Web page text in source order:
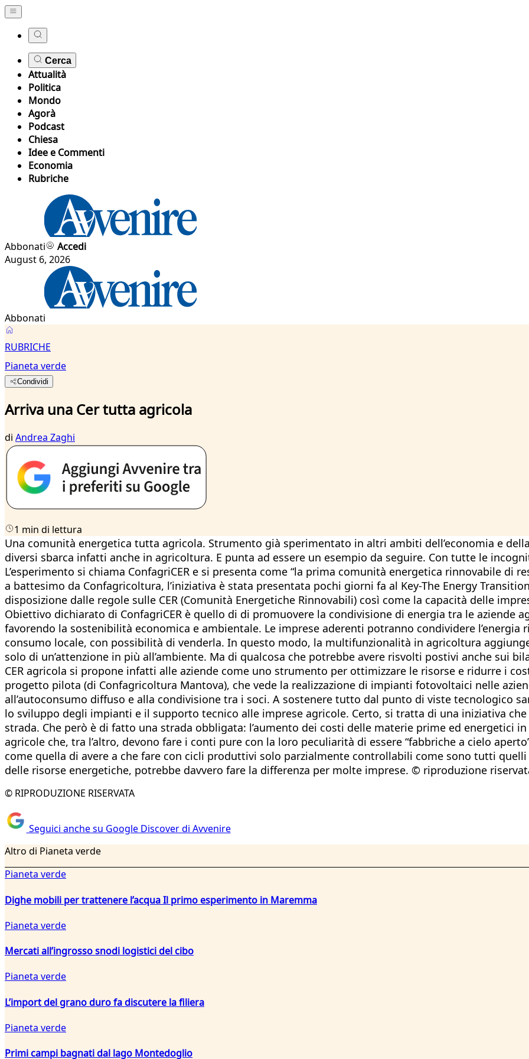
Cerca
Attualità
Politica
Mondo
Agorà
Podcast
Chiesa
Idee e Commenti
Economia
Rubriche
Abbonati
Accedi
August 6, 2026
Abbonati
RUBRICHE
Pianeta verde
Condividi
Arriva una Cer tutta agricola
di Andrea Zaghi
1 min di lettura
Una comunità energetica tutta agricola. Strumento già sperimentato in altri ambiti dell’economia e
diversi sbarca infatti anche in agricoltura. E punta ad essere un esempio da seguire. Con tutte le
L’esperimento si chiama ConfagriCER e si presenta come “la prima comunità energetica rinnovabile di
a battesimo da Confagricoltura, l’iniziativa è stata presentata pochi giorni fa al Key-The Energy
disposizione dalle regole sulle CER (Comunità Energetiche Rinnovabili) così come la capacità delle
Obiettivo dichiarato di ConfagriCER è quello di di promuovere la condivisione di energia tra le aziende
favorendo la sostenibilità economica e ambientale. Le imprese aderenti potranno condividere
consumo locale, con possibilità di venderla. In questo modo, la multifunzionalità in agricoltura
solo di un’attenzione in più all’ambiente. Ma di qualcosa che potrebbe avere risvolti postivi anche sui
CER agricola si propone infatti alle aziende come uno strumento per ottimizzare le risorse e ridurre i
progetto pilota (di Confagricoltura Mantova), che vede la realizzazione di impianti fotovoltaici nelle
all’autoconsumo diffuso e alla condivisione tra i soci. A sostenere tutto dal punto di viste tecnologico
lo sviluppo degli impianti e il supporto tecnico alle imprese agricole. Certo, si tratta di una iniziativa
strada. Che però è di fatto una strada obbligata: l’aumento dei costi delle materie prime ed energetici
agricole che, tra l’altro, devono fare i conti pure con la loro peculiarità di essere “fabbriche a cielo
come quella di avere a che fare con cicli produttivi solo parzialmente controllabili come sono tutti
delle risorse energetiche, potrebbe davvero fare la differenza per molte imprese. © riproduzione
© RIPRODUZIONE RISERVATA
Seguici anche su Google Discover di Avvenire
Altro di Pianeta verde
Pianeta verde
Dighe mobili per trattenere l’acqua Il primo esperimento in Maremma
Pianeta verde
Mercati all’ingrosso snodi logistici del cibo
Pianeta verde
L’import del grano duro fa discutere la filiera
Pianeta verde
Primi campi bagnati dal lago Montedoglio